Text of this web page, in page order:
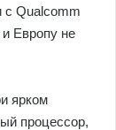
Qualcomm
и Европу не
ярком
процессор,